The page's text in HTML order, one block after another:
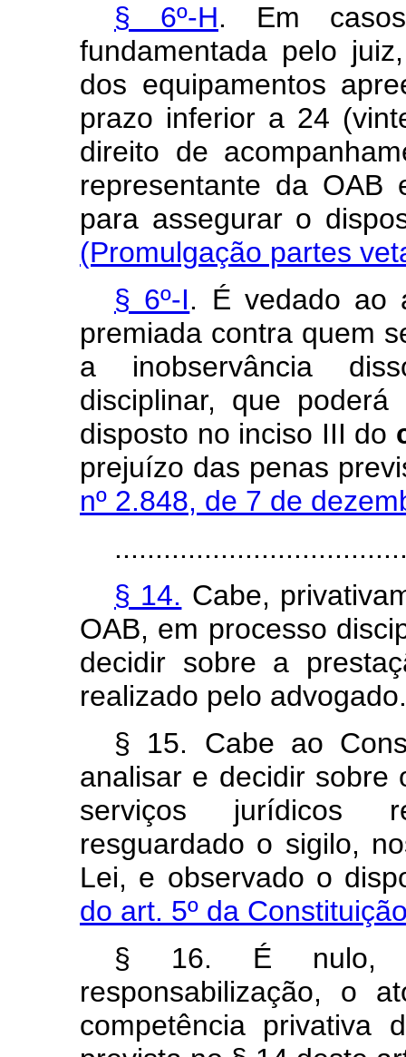
§ 6º-H. Em
fundamentada pelo
dos equipamentos
prazo inferior a 24
direito de
representante da OAB
para assegurar o
(Promulgação partes
§ 6º-I. É vedado ao
premiada contra quem
a inobservância
disciplinar, que
disposto no inciso III do
prejuízo das penas
nº 2.848, de 7 de
§ 14. Cabe,
OAB, em processo
decidir sobre a
realizado pelo advogado.
§ 15. Cabe ao
analisar e decidir sobre
serviços jurídicos
resguardado o sigilo,
Lei, e observado o
do art. 5º da
§ 16. É nulo,
responsabilização, o
competência privativa